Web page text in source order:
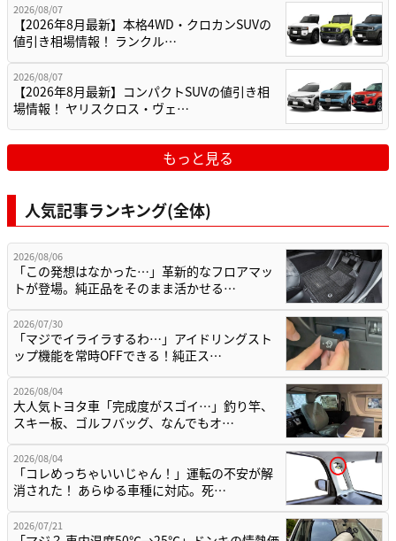
2026/08/07
【2026年8月最新】本格4WD・クロカンSUVの
値引き相場情報！ ランクル…
2026/08/07
【2026年8月最新】コンパクトSUVの値引き相
場情報！ ヤリスクロス・ヴェ…
もっと見る
人気記事ランキング(全体)
2026/08/06
「この発想はなかった…」革新的なフロアマッ
トが登場。純正品をそのまま活かせる…
2026/07/30
「マジでイライラするわ…」アイドリングスト
ップ機能を常時OFFできる！純正ス…
2026/08/04
大人気トヨタ車「完成度がスゴイ…」釣り竿、
スキー板、ゴルフバッグ、なんでもオ…
2026/08/04
「コレめっちゃいいじゃん！」運転の不安が解
消された！ あらゆる車種に対応。死…
2026/07/21